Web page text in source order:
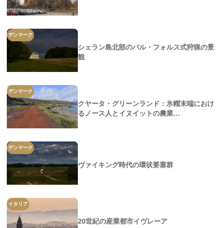
デンマーク
シェラン島北部のパル・フォルス式狩猟の景
観
デンマーク
クヤータ・グリーンランド：氷帽末端におけ
るノース人とイヌイットの農業…
デンマーク
ヴァイキング時代の環状要塞群
イタリア
20世紀の産業都市イヴレーア